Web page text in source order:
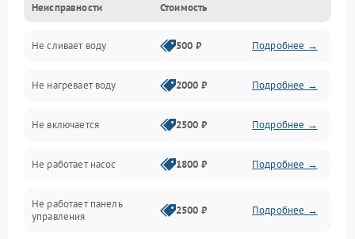
Управление
Электропитание
Датчики
Нагрев
Вода
Гигиена
Неисправности Стоимость
Не сливает воду 500 ₽ Подробнее →
Не нагревает воду 2000 ₽ Подробнее →
Не включается 2500 ₽ Подробнее →
Не работает насос 1800 ₽ Подробнее →
Не работает панель
управления
2500 ₽ Подробнее →